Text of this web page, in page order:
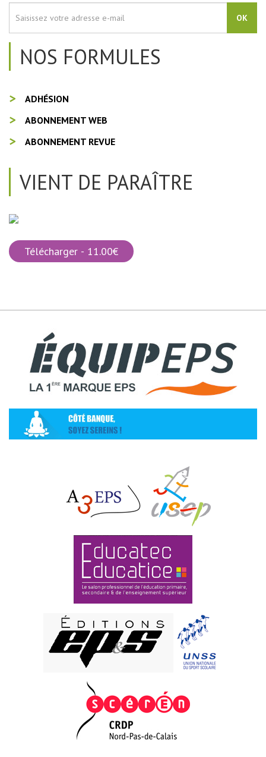
OK
NOS FORMULES
ADHÉSION
ABONNEMENT WEB
ABONNEMENT REVUE
VIENT DE PARAÎTRE
Télécharger - 11.00€